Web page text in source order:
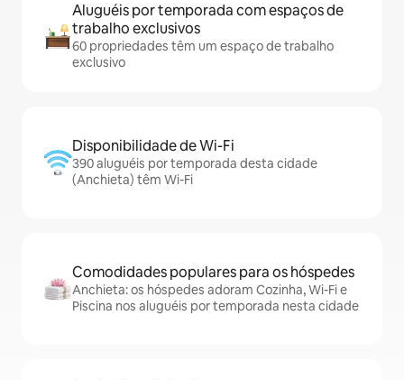
Aluguéis por temporada com espaços de
trabalho exclusivos
60 propriedades têm um espaço de trabalho
exclusivo
Disponibilidade de Wi-Fi
390 aluguéis por temporada desta cidade
(Anchieta) têm Wi-Fi
Comodidades populares para os hóspedes
Anchieta: os hóspedes adoram Cozinha, Wi-Fi e
Piscina nos aluguéis por temporada nesta cidade